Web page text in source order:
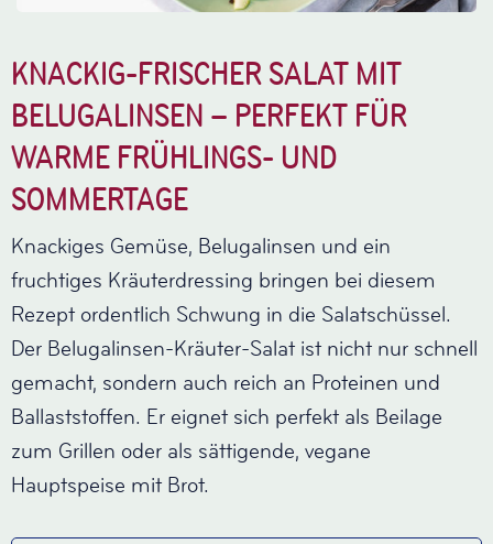
KNACKIG-FRISCHER SALAT MIT
BELUGALINSEN – PERFEKT FÜR
WARME FRÜHLINGS- UND
SOMMERTAGE
Knackiges Gemüse, Belugalinsen und ein
fruchtiges Kräuterdressing bringen bei diesem
Rezept ordentlich Schwung in die Salatschüssel.
Der Belugalinsen-Kräuter-Salat ist nicht nur schnell
gemacht, sondern auch reich an Proteinen und
Ballaststoffen. Er eignet sich perfekt als Beilage
zum Grillen oder als sättigende, vegane
Hauptspeise mit Brot.